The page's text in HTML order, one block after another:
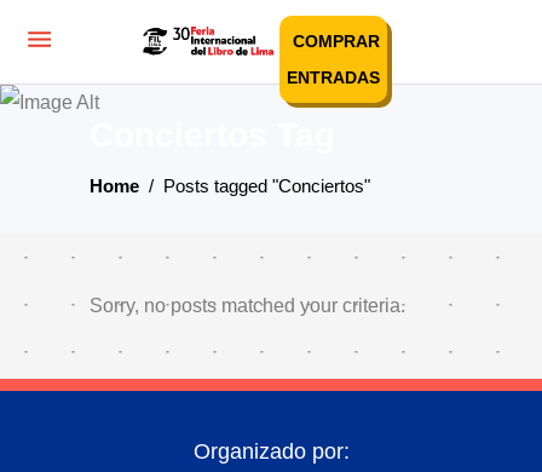
COMPRAR
ENTRADAS
Home / Posts tagged "Conciertos"
Sorry, no posts matched your criteria.
Organizado por: